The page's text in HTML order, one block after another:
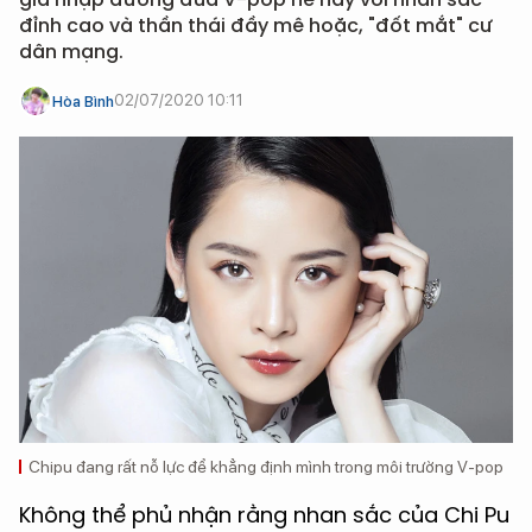
đỉnh cao và thần thái đầy mê hoặc, "đốt mắt" cư
dân mạng.
Hòa Bình02/07/2020 10:11
Chipu đang rất nỗ lực để khẳng định mình trong môi trường V-pop
Không thể phủ nhận rằng nhan sắc của Chi Pu